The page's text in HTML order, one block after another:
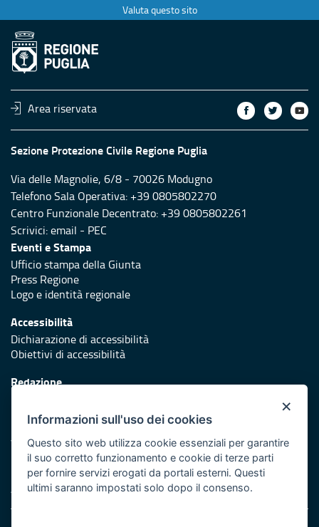
Valuta questo sito
Area riservata
Sezione Protezione Civile Regione Puglia
Via delle Magnolie, 6/8 - 70026 Modugno
Telefono Sala Operativa: +39 0805802270
Centro Funzionale Decentrato: +39 0805802261
Scrivici:email - PEC
Eventi e Stampa
Ufficio stampa della Giunta
Press Regione
Logo e identità regionale
Accessibilità
Dichiarazione di accessibilità
Obiettivi di accessibilità
Redazione
Protezione civile
Vai al sito di Protezione Civile Puglia
Iniziativa finanziata con risorse del POR Puglia 2014/2020 -
Asse XI
×
Informazioni sull'uso dei cookies
Questo sito web utilizza cookie essenziali per garantire
il suo corretto funzionamento e cookie di terze parti
per fornire servizi erogati da portali esterni. Questi
ultimi saranno impostati solo dopo il consenso.